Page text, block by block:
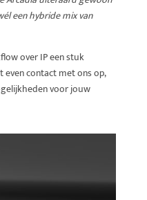
een hybride mix van
over IP een stuk
contact met ons op,
voor jouw